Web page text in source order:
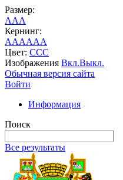
Размер:
AAA
Кернинг:
AAAAAA
Цвет: CCC
Изображения Вкл.Выкл.
Обычная версия сайта
Войти
Информация
Поиск
Все результаты